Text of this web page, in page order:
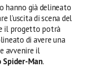
hanno già delineato
l’uscita di scena del
il progetto potrà
di avere una
avvenire il
Man.